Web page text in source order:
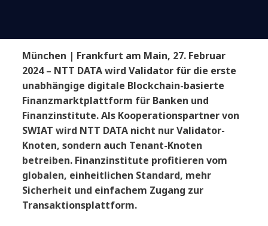
München | Frankfurt am Main, 27. Februar
2024 – NTT DATA wird Validator für die erste
unabhängige digitale Blockchain-basierte
Finanzmarktplattform für Banken und
Finanzinstitute. Als Kooperationspartner von
SWIAT wird NTT DATA nicht nur Validator-
Knoten, sondern auch Tenant-Knoten
betreiben. Finanzinstitute profitieren vom
globalen, einheitlichen Standard, mehr
Sicherheit und einfachem Zugang zur
Transaktionsplattform.